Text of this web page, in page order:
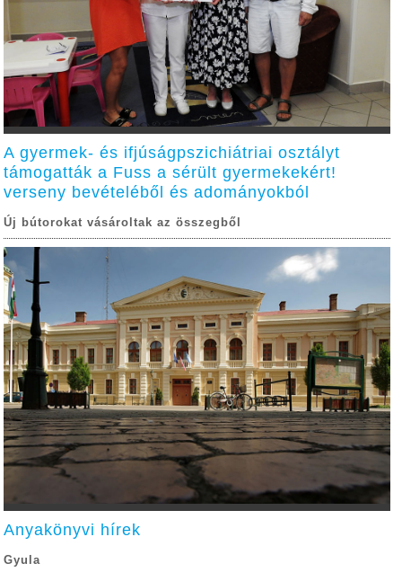
A gyermek- és ifjúságpszichiátriai osztályt
támogatták a Fuss a sérült gyermekekért!
verseny bevételéből és adományokból
Új bútorokat vásároltak az összegből
Anyakönyvi hírek
Gyula